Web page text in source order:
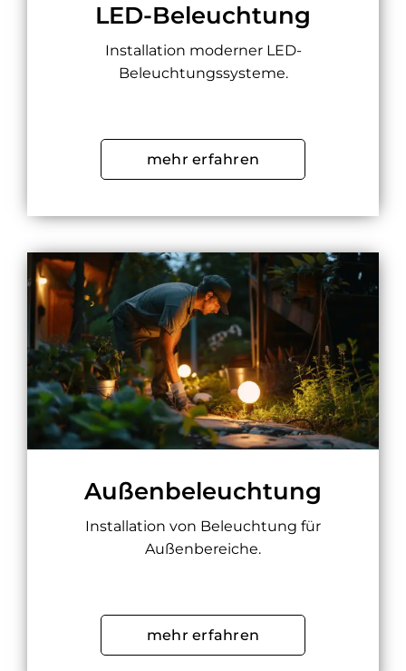
LED-Beleuchtung
Installation moderner LED-
Beleuchtungssysteme.
mehr erfahren
Außenbeleuchtung
Installation von Beleuchtung für
Außenbereiche.
mehr erfahren